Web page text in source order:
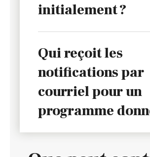
initialement ?
Qui reçoit les
notifications par
courriel pour un
programme